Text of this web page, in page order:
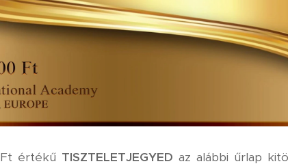
értékű TISZTELETJEGYED az alábbi űrlap